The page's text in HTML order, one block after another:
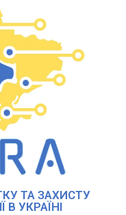
ТА ЗАХИСТУ
УКРАЇНІ